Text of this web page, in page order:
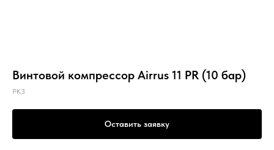
Винтовой компрессор Airrus 11 PR (10 бар)
РКЗ
Оставить заявку